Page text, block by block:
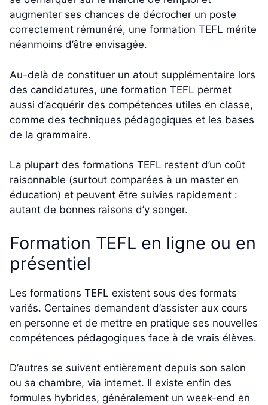
augmenter ses chances de décrocher un poste
correctement rémunéré, une formation TEFL mérite
néanmoins d’être envisagée.
Au-delà de constituer un atout supplémentaire lors
des candidatures, une formation TEFL permet
aussi d’acquérir des compétences utiles en classe,
comme des techniques pédagogiques et les bases
de la grammaire.
La plupart des formations TEFL restent d’un coût
raisonnable (surtout comparées à un master en
éducation) et peuvent être suivies rapidement :
autant de bonnes raisons d’y songer.
Formation TEFL en ligne ou en
présentiel
Les formations TEFL existent sous des formats
variés. Certaines demandent d’assister aux cours
en personne et de mettre en pratique ses nouvelles
compétences pédagogiques face à de vrais élèves.
D’autres se suivent entièrement depuis son salon
ou sa chambre, via internet. Il existe enfin des
formules hybrides, généralement un week-end en